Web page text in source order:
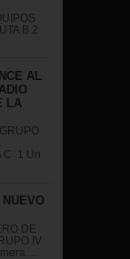
B 2
AL
LA
C 1 Un
DE
IV
...